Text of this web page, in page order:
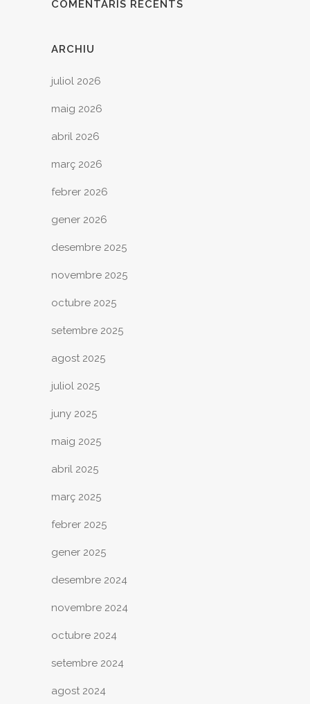
COMENTARIS RECENTS
ARCHIU
juliol 2026
maig 2026
abril 2026
març 2026
febrer 2026
gener 2026
desembre 2025
novembre 2025
octubre 2025
setembre 2025
agost 2025
juliol 2025
juny 2025
maig 2025
abril 2025
març 2025
febrer 2025
gener 2025
desembre 2024
novembre 2024
octubre 2024
setembre 2024
agost 2024